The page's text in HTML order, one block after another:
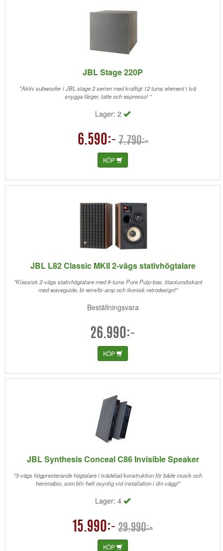
JBL Stage 220P
"Aktiv subwoofer i JBL stage 2 serien med kraftigt 12 tums element i två
snygga färger, latte och espresso! "
Lager: 2
6.590:- 7.790:-
KÖP
JBL L82 Classic MKII 2-vägs stativhögtalare
"Klassisk 2-vägs stativhögtalare med 8-tums Pure Pulp-bas, titaniumdiskant
med waveguide, bi-wire/bi-amp och ikonisk retrodesign!"
Beställningsvara
26.990:-
KÖP
JBL Synthesis Conceal C86 Invisible Speaker
"3-vägs högpresterande högtalare i tvådelad konstruktion för både musik och
hemmabio, som blir helt osynlig vid installation i din vägg!"
Lager: 4
15.990:- 29.990:-
KÖP